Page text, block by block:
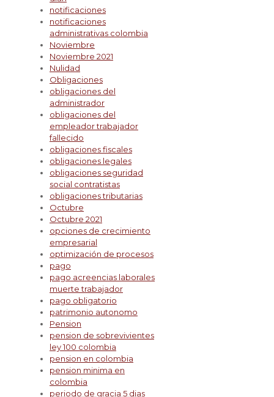
notificaciones
notificaciones
administrativas colombia
Noviembre
Noviembre 2021
Nulidad
Obligaciones
obligaciones del
administrador
obligaciones del
empleador trabajador
fallecido
obligaciones fiscales
obligaciones legales
obligaciones seguridad
social contratistas
obligaciones tributarias
Octubre
Octubre 2021
opciones de crecimiento
empresarial
optimización de procesos
pago
pago acreencias laborales
muerte trabajador
pago obligatorio
patrimonio autonomo
Pension
pension de sobrevivientes
ley 100 colombia
pension en colombia
pension minima en
colombia
periodo de gracia 5 dias